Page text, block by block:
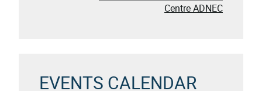
Centre ADNEC
EVENTS CALENDAR